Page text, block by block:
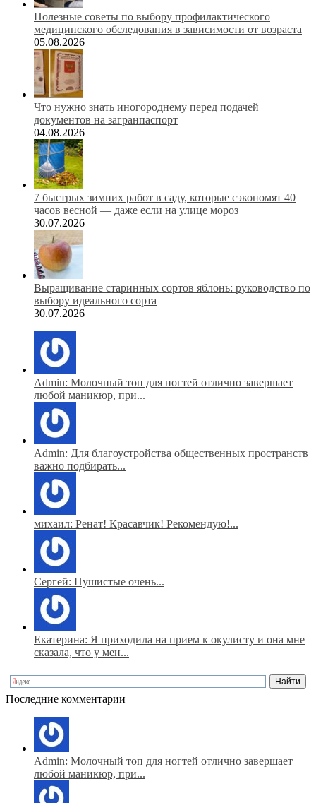
Полезные советы по выбору профилактического
медицинского обследования в зависимости от возраста
05.08.2026
Что нужно знать иногороднему перед подачей
документов на загранпаспорт
04.08.2026
7 быстрых зимних работ в саду, которые сэкономят 40
часов весной — даже если на улице мороз
30.07.2026
Выращивание старинных сортов яблонь: руководство по
выбору идеального сорта
30.07.2026
Admin: Молочный топ для ногтей отлично завершает
любой маникюр, при...
Admin: Для благоустройства общественных пространств
важно подбирать...
михаил: Ренат! Красавчик! Рекомендую!...
Сергей: Пушистые очень...
Екатерина: Я приходила на прием к окулисту и она мне
сказала, что у мен...
Последние комментарии
Admin: Молочный топ для ногтей отлично завершает
любой маникюр, при...